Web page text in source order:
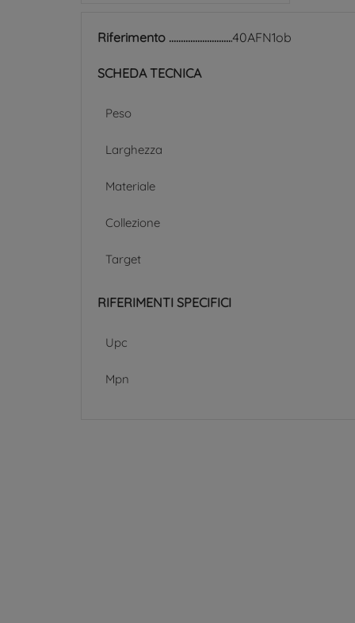
Riferimento 40AFN1ob
SCHEDA TECNICA
Peso
Larghezza
Materiale
Collezione
Target
RIFERIMENTI SPECIFICI
Upc
Mpn